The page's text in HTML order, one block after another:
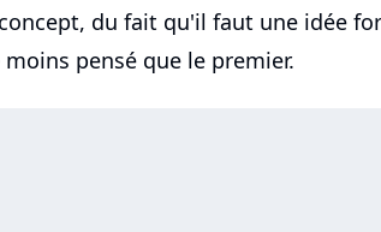
du fait qu'il faut une idée
pensé que le premier.